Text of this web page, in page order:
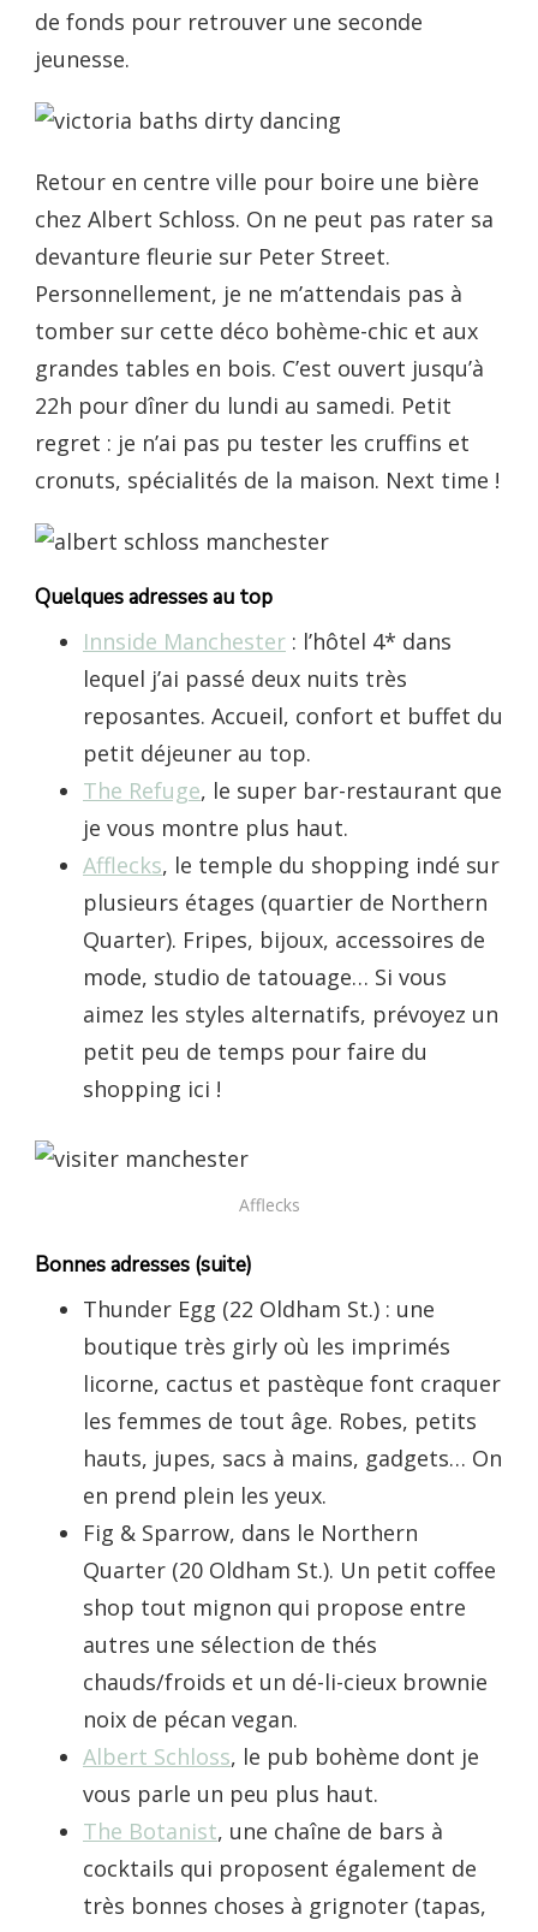
de fonds pour retrouver une seconde
jeunesse.
Retour en centre ville pour boire une bière
chez Albert Schloss. On ne peut pas rater sa
devanture fleurie sur Peter Street.
Personnellement, je ne m’attendais pas à
tomber sur cette déco bohème-chic et aux
grandes tables en bois. C’est ouvert jusqu’à
22h pour dîner du lundi au samedi. Petit
regret : je n’ai pas pu tester les cruffins et
cronuts, spécialités de la maison. Next time !
Quelques adresses au top
Innside Manchester : l’hôtel 4* dans
lequel j’ai passé deux nuits très
reposantes. Accueil, confort et buffet du
petit déjeuner au top.
The Refuge, le super bar-restaurant que
je vous montre plus haut.
Afflecks, le temple du shopping indé sur
plusieurs étages (quartier de Northern
Quarter). Fripes, bijoux, accessoires de
mode, studio de tatouage… Si vous
aimez les styles alternatifs, prévoyez un
petit peu de temps pour faire du
shopping ici !
Afflecks
Bonnes adresses (suite)
Thunder Egg (22 Oldham St.) : une
boutique très girly où les imprimés
licorne, cactus et pastèque font craquer
les femmes de tout âge. Robes, petits
hauts, jupes, sacs à mains, gadgets… On
en prend plein les yeux.
Fig & Sparrow, dans le Northern
Quarter (20 Oldham St.). Un petit coffee
shop tout mignon qui propose entre
autres une sélection de thés
chauds/froids et un dé-li-cieux brownie
noix de pécan vegan.
Albert Schloss, le pub bohème dont je
vous parle un peu plus haut.
The Botanist, une chaîne de bars à
cocktails qui proposent également de
très bonnes choses à grignoter (tapas,